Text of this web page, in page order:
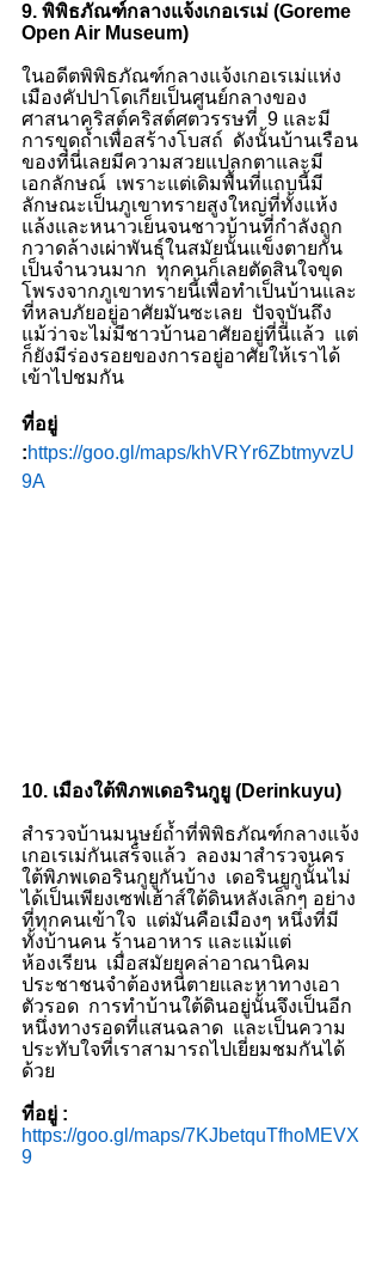
9. พิพิธภัณฑ์กลางแจ้งเกอเรเม่ (Goreme
Open Air Museum)
ในอดีตพิพิธภัณฑ์กลางแจ้งเกอเรเม่แห่ง
เมืองคัปปาโดเกียเป็นศูนย์กลางของ
ศาสนาคริสต์คริสต์ศตวรรษที่  9 และมี
การขุดถ้ำเพื่อสร้างโบสถ์  ดังนั้นบ้านเรือน
ของที่นี่เลยมีความสวยแปลกตาและมี
เอกลักษณ์  เพราะแต่เดิมพื้นที่แถบนี้มี
ลักษณะเป็นภูเขาทรายสูงใหญ่ที่ทั้งแห้ง
แล้งและหนาวเย็นจนชาวบ้านที่กำลังถูก
กวาดล้างเผ่าพันธุ์ในสมัยนั้นแข็งตายกัน
เป็นจำนวนมาก  ทุกคนก็เลยตัดสินใจขุด
โพรงจากภูเขาทรายนี้เพื่อทำเป็นบ้านและ
ที่หลบภัยอยู่อาศัยมันซะเลย  ปัจจุบันถึง
แม้ว่าจะไม่มีชาวบ้านอาศัยอยู่ที่นี่แล้ว  แต่
ก็ยังมีร่องรอยของการอยู่อาศัยให้เราได้
เข้าไปชมกัน
ที่อยู่
:https://goo.gl/maps/khVRYr6ZbtmyvzU
9A
10. เมืองใต้พิภพเดอรินกูยู (Derinkuyu)
สำรวจบ้านมนุษย์ถ้ำที่พิพิธภัณฑ์กลางแจ้ง
เกอเรเม่กันเสร็จแล้ว  ลองมาสำรวจนคร
ใต้พิภพเดอรินกูยูกันบ้าง  เดอรินยูกูนั้นไม่
ได้เป็นเพียงเซฟเฮ้าส์ใต้ดินหลังเล็กๆ อย่าง
ที่ทุกคนเข้าใจ  แต่มันคือเมืองๆ หนึ่งที่มี
ทั้งบ้านคน ร้านอาหาร และแม้แต่
ห้องเรียน  เมื่อสมัยยุคล่าอาณานิคม
ประชาชนจำต้องหนีตายและหาทางเอา
ตัวรอด  การทำบ้านใต้ดินอยู่นั้นจึงเป็นอีก
หนึ่งทางรอดที่แสนฉลาด  และเป็นความ
ประทับใจที่เราสามารถไปเยี่ยมชมกันได้
ด้วย
ที่อยู่ :
https://goo.gl/maps/7KJbetquTfhoMEVX
9